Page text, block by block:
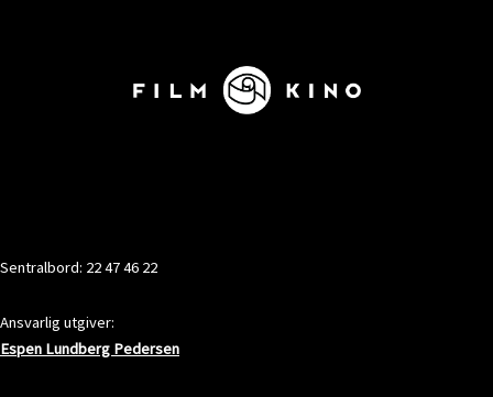
Sentralbord: 22 47 46 22
Ansvarlig utgiver:
Espen Lundberg Pedersen